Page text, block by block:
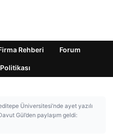
Rehberi Forum
Üniversitesi’nde ayet yazılı
Gül’den paylaşım geldi: